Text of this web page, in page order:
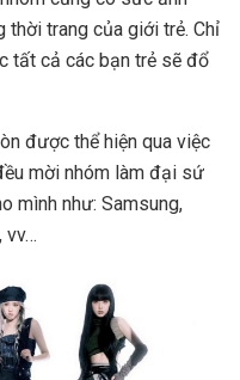
thời trang của giới trẻ. Chỉ
tất cả các bạn trẻ sẽ đổ
được thể hiện qua việc
mời nhóm làm đại sứ
mình như: Samsung,
vv…